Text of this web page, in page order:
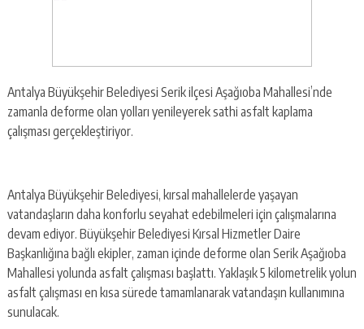
Antalya Büyükşehir Belediyesi Serik ilçesi Aşağıoba Mahallesi’nde
zamanla deforme olan yolları yenileyerek sathi asfalt kaplama
çalışması gerçekleştiriyor.
Antalya Büyükşehir Belediyesi, kırsal mahallelerde yaşayan
vatandaşların daha konforlu seyahat edebilmeleri için çalışmalarına
devam ediyor. Büyükşehir Belediyesi Kırsal Hizmetler Daire
Başkanlığına bağlı ekipler, zaman içinde deforme olan Serik Aşağıoba
Mahallesi yolunda asfalt çalışması başlattı. Yaklaşık 5 kilometrelik yolun
asfalt çalışması en kısa sürede tamamlanarak vatandaşın kullanımına
sunulacak.